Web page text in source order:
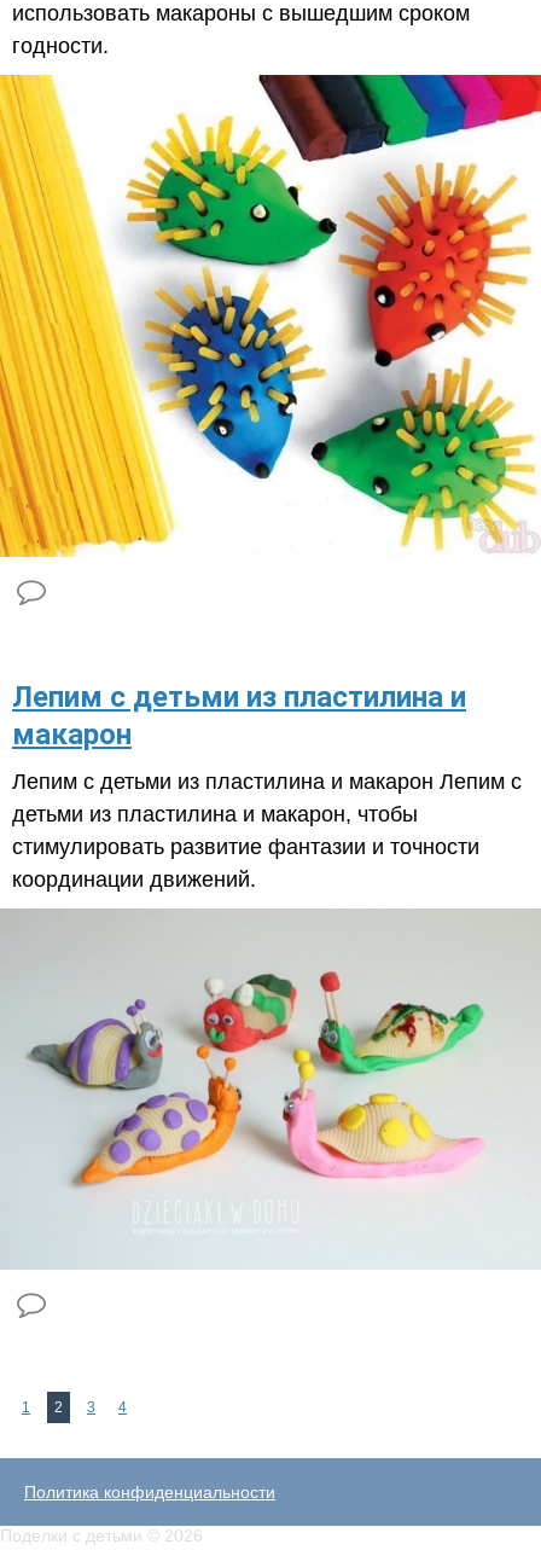
использовать макароны с вышедшим сроком
годности.
​Лепим с детьми из пластилина и
макарон
Лепим с детьми из пластилина и макарон Лепим с
детьми из пластилина и макарон, чтобы
стимулировать развитие фантазии и точности
координации движений.
1 2 3 4
Политика конфиденциальности
Поделки с детьми © 2026